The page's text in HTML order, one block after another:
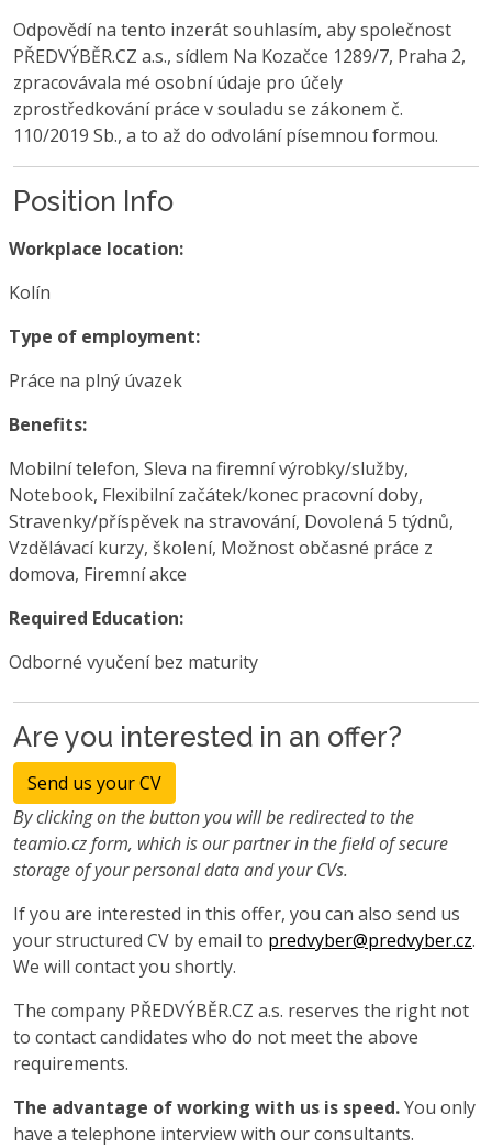
Odpovědí na tento inzerát souhlasím, aby společnost
PŘEDVÝBĚR.CZ a.s., sídlem Na Kozačce 1289/7, Praha 2,
zpracovávala mé osobní údaje pro účely
zprostředkování práce v souladu se zákonem č.
110/2019 Sb., a to až do odvolání písemnou formou.
Position Info
Workplace location:
Kolín
Type of employment:
Práce na plný úvazek
Benefits:
Mobilní telefon, Sleva na firemní výrobky/služby,
Notebook, Flexibilní začátek/konec pracovní doby,
Stravenky/příspěvek na stravování, Dovolená 5 týdnů,
Vzdělávací kurzy, školení, Možnost občasné práce z
domova, Firemní akce
Required Education:
Odborné vyučení bez maturity
Are you interested in an offer?
Send us your CV
By clicking on the button you will be redirected to the
teamio.cz form, which is our partner in the field of secure
storage of your personal data and your CVs.
If you are interested in this offer, you can also send us
your structured CV by email to predvyber@predvyber.cz.
We will contact you shortly.
The company PŘEDVÝBĚR.CZ a.s. reserves the right not
to contact candidates who do not meet the above
requirements.
The advantage of working with us is speed.You only
have a telephone interview with our consultants.